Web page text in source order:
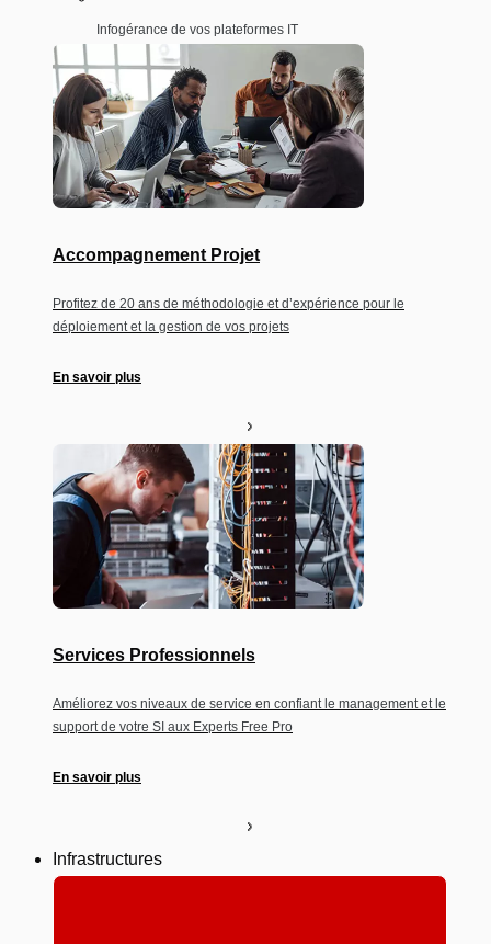
Infogérance de vos plateformes IT
Accompagnement Projet
Profitez de 20 ans de méthodologie et d’expérience pour le
déploiement et la gestion de vos projets
En savoir plus
Services Professionnels
Améliorez vos niveaux de service en confiant le management et le
support de votre SI aux Experts Free Pro
En savoir plus
Infrastructures